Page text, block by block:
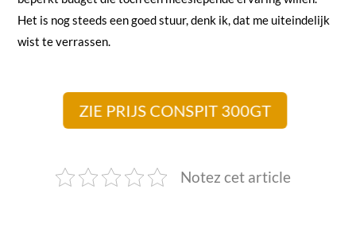
Het is nog steeds een goed stuur, denk ik, dat me uiteindelijk
wist te verrassen.
ZIE PRIJS CONSPIT 300GT
Notez cet article